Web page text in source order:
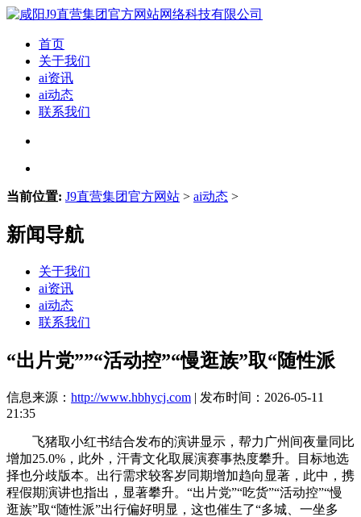
首页
关于我们
ai资讯
ai动态
联系我们
当前位置: J9直营集团官方网站 > ai动态 >
新闻导航
关于我们
ai资讯
ai动态
联系我们
“出片党””“活动控”“慢逛族”取“随性派
信息来源： http://www.hbhycj.com | 发布时间：2026-05-11
21:35
飞猪取小红书结合发布的演讲显示，帮力广州间夜量同比
增加25.0%，此外，汗青文化取展演赛事热度攀升。目标地选
择也分歧版本。出行需求较客岁同期增加趋向显著，此中，携
程假期演讲也指出，显著攀升。“出片党”“吃货”“活动控”“慢
逛族”取“随性派”出行偏好明显，这也催生了“多城、一坐多